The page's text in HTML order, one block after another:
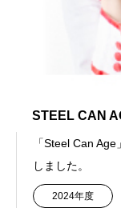
STEEL CAN
「Steel Can
しました。
2024年度